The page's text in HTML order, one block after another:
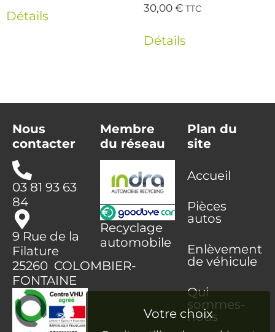
Détails
30,00€ TTC
Détails
Nous
contacter
03 81 93 63
84
9 Rue de la
Filature
25260 COLOMBIER-
FONTAINE
Membre
du réseau
Recyclage
automobile
Plan du
site
Accueil
Pièces
autos
Enlèvement
de véhicule
Qui
sommes-
nous